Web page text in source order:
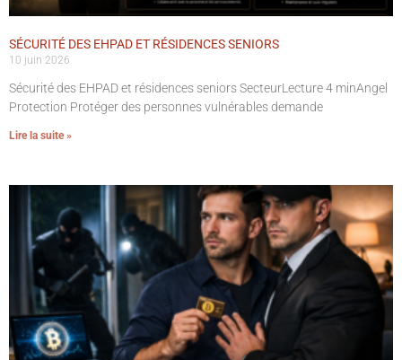
SÉCURITÉ DES EHPAD ET RÉSIDENCES SENIORS
10 juin 2026
Sécurité des EHPAD et résidences seniors SecteurLecture 4 minAngel
Protection Protéger des personnes vulnérables demande
Lire la suite »